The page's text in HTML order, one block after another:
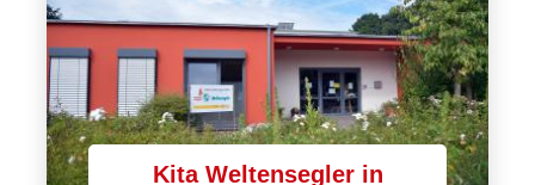
Kita Weltensegler in